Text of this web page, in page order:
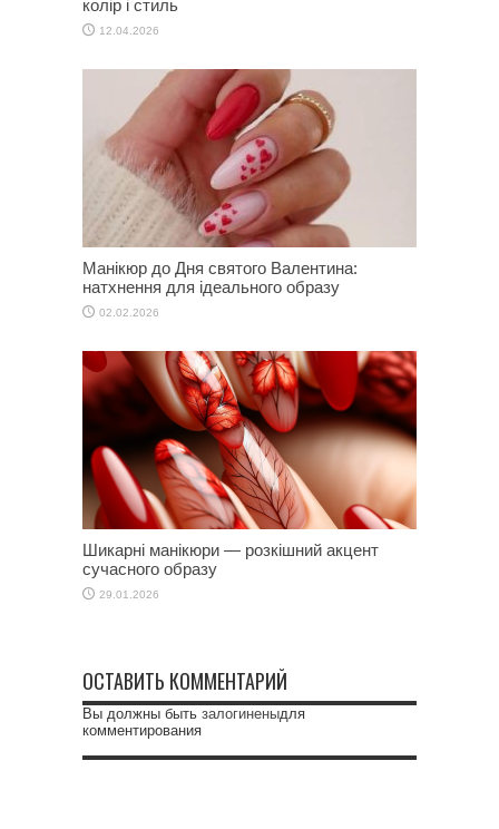
колір і стиль
12.04.2026
Манікюр до Дня святого Валентина:
натхнення для ідеального образу
02.02.2026
Шикарні манікюри — розкішний акцент
сучасного образу
29.01.2026
ОСТАВИТЬ КОММЕНТАРИЙ
Вы должны быть залогиненыдля
комментирования